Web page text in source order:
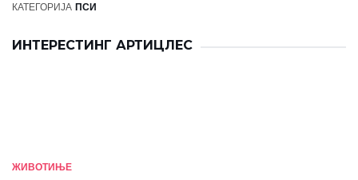
КАТЕГОРИЈА ПСИ
ИНТЕРЕСТИНГ АРТИЦЛЕС
ЖИВОТИЊЕ